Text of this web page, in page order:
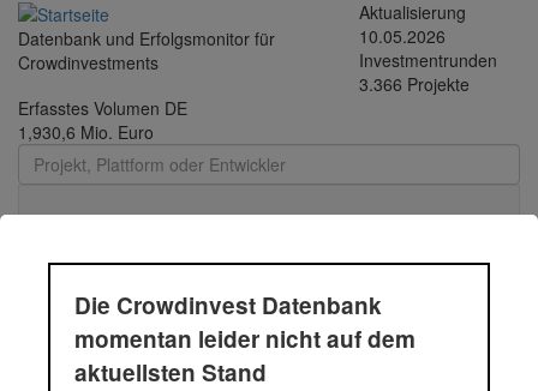
Direkt
zum
Inhalt
Datenbank und Erfolgsmonitor für
Crowdinvestments
Aktualisierung
10.05.2026
Investmentrunden
3.366 Projekte
Erfasstes Volumen DE
1,930,6 Mio. Euro
Toggle
Frankfurt Energy Holding
GmbH
Die Crowdinvest Datenbank
momentan leider nicht auf dem
aktuellsten Stand